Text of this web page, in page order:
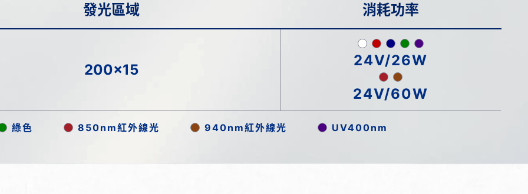
發光區域 消耗功率
200x15
24V/26W
24V/60W
綠色 850nm紅外線光 940nm紅外線光 UV400nm